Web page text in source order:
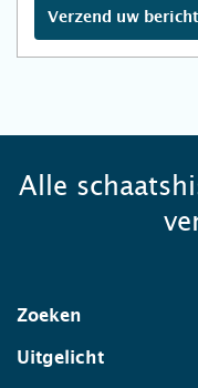
Verzend uw bericht
Alle
Zoeken
Uitgelicht